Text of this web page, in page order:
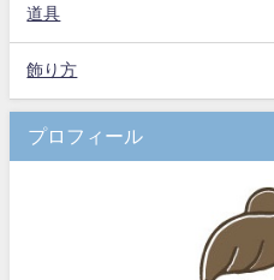
道具
飾り方
プロフィール